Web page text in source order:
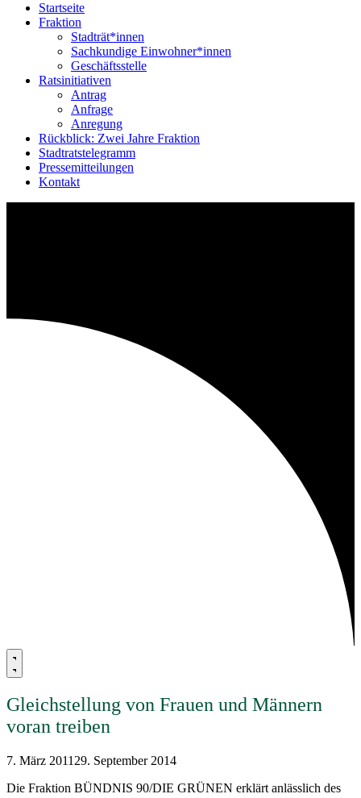
Startseite
Fraktion
Stadträt*innen
Sachkundige Einwohner*innen
Geschäftsstelle
Ratsinitiativen
Antrag
Anfrage
Anregung
Rückblick: Zwei Jahre Fraktion
Stadtratstelegramm
Pressemitteilungen
Kontakt
Gleichstellung von Frauen und Männern
voran treiben
7. März 2011 29. September 2014
Die Fraktion BÜNDNIS 90/DIE GRÜNEN erklärt anlässlich des